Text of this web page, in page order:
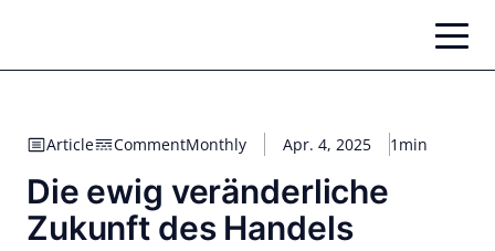
springen
Article CommentMonthly Apr. 4, 2025 1min
Die ewig veränderliche
Zukunft des Handels